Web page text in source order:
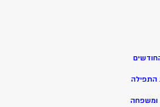
התפילה
ומשפחה